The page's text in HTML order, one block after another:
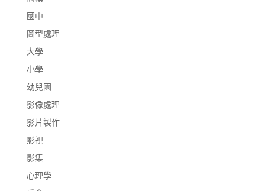
國中
圖型處理
大學
小學
幼兒園
影像處理
影片製作
影視
影集
心理學